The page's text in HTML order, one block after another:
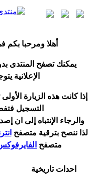
هلا ومرحبا بكم
يمكنك تصفح المنتدى
الإعلانية
إذا كانت هذه الزيارة
التسجيل
والرجاء الإنتباه إلى ان
لذا ننصح بترقية متصفح
متصفح
احدات تاريخية